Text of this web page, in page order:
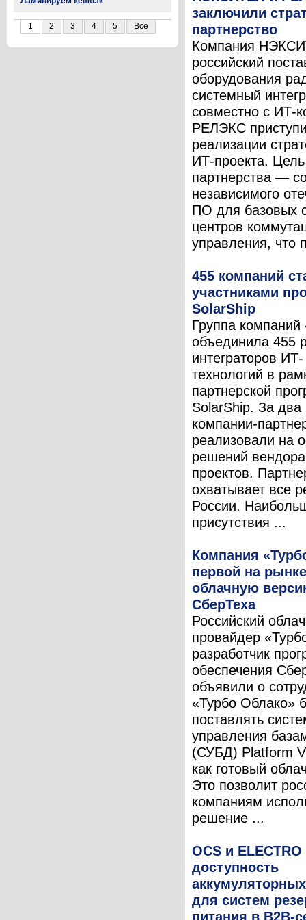
1 2 3 4 5 Все
заключили
партнерство
Компания
российский
оборудования
системный
совместно с ИТ-
РЕЛЭКС
реализации
ИТ-проекта. Цель
партнерства —
независимого
ПО для базовых
центров
управления, что
455 компаний
участниками
SolarShip
Группа
объединила 455
интеграторов
технологий в
партнерской
SolarShip. За два
компании-
реализовали на
решений
проектов.
охватывает все
России.
присутствия ...
Компания
первой на
облачную
СберТеха
Российский
провайдер
разработчик
обеспечения
объявили о
«Турбо Облако»
поставлять
управления
(СУБД) Platform
как готовый
Это позволит
компаниям
решение ...
OCS и
доступность
для систем
питания в B2B-